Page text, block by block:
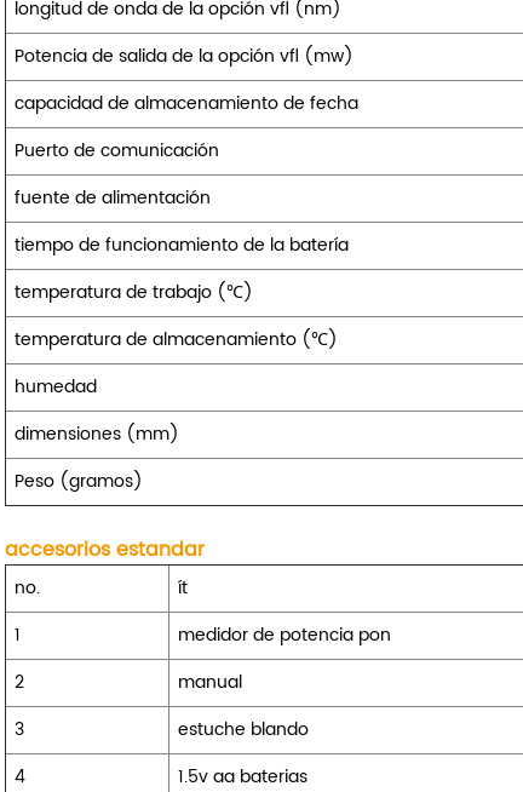
longitud de onda de la opción vfl (nm)
Potencia de salida de la opción vfl (mw)
capacidad de almacenamiento de fecha
Puerto de comunicación
fuente de alimentación
tiempo de funcionamiento de la batería
temperatura de trabajo (℃)
temperatura de almacenamiento (℃)
humedad
dimensiones (mm)
Peso (gramos)
accesorios estandar
no.
ít
1
medidor de potencia pon
2
manual
3
estuche blando
4
1.5v aa baterias